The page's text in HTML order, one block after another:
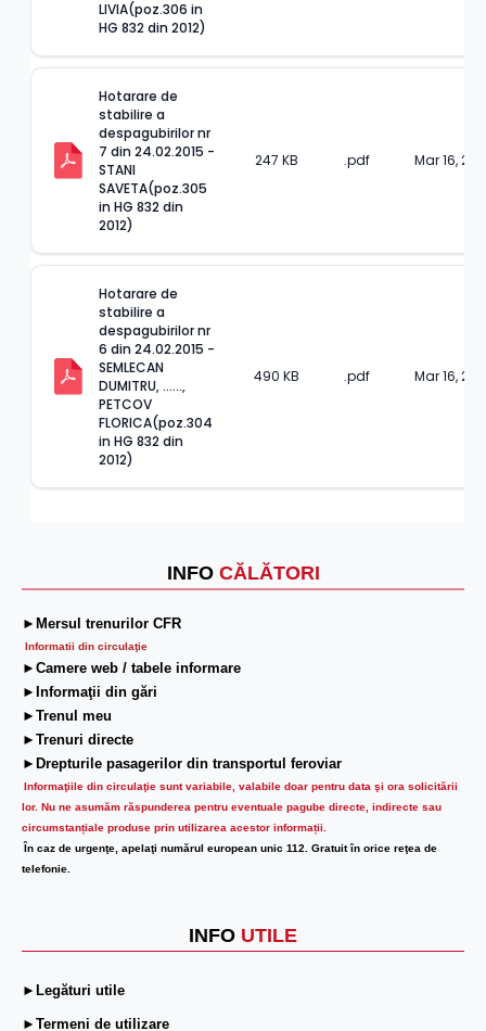
INFO CĂLĂTORI
►Mersul trenurilor CFR
Informatii din circulaţie
►Camere web / tabele informare
►Informaţii din gări
►Trenul meu
►Trenuri directe
►Drepturile pasagerilor din transportul feroviar
Informaţiile din circulaţie sunt variabile, valabile doar pentru data şi ora solicitării
lor. Nu ne asumăm răspunderea pentru eventuale pagube directe, indirecte sau
circumstanțiale produse prin utilizarea acestor informații.
În caz de urgenţe, apelaţi numărul european unic 112. Gratuit în orice reţea de
telefonie.
INFO UTILE
►Legături utile
►Termeni de utilizare
LIVIA(poz.306 in
HG 832 din 2012)
Hotarare de
stabilire a
despagubirilor nr
7 din 24.02.2015 -
STANI
SAVETA(poz.305
in HG 832 din
2012)
247 KB .pdf Mar 16,
Hotarare de
stabilire a
despagubirilor nr
6 din 24.02.2015 -
SEMLECAN
DUMITRU, ......,
PETCOV
FLORICA(poz.304
in HG 832 din
2012)
490 KB .pdf Mar 16,